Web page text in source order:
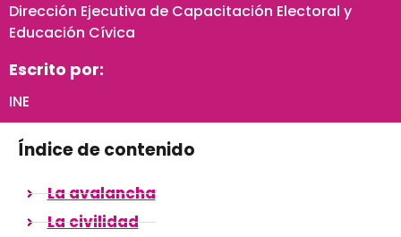
Dirección Ejecutiva de Capacitación Electoral y
Educación Cívica
Escrito por:
INE
Índice de contenido
La avalancha
La civilidad